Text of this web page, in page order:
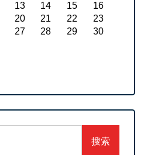
13 14 15
16
20 21 22
23
27 28 29
30